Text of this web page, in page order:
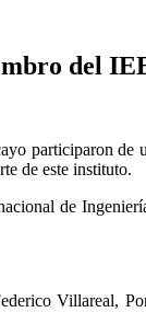
del
participaron
de este instituto.
de